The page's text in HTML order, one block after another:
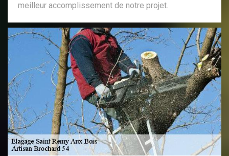
meilleur accomplissement de notre projet.